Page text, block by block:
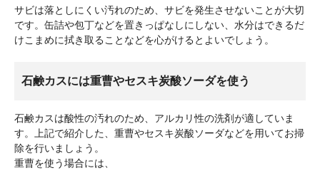
サビは落としにくい汚れのため、サビを発生させないことが大切
です。缶詰や包丁などを置きっぱなしにしない、水分はできるだ
けこまめに拭き取ることなどを心がけるとよいでしょう。
石鹸カスには重曹やセスキ炭酸ソーダを使う
石鹸カスは酸性の汚れのため、アルカリ性の洗剤が適していま
す。上記で紹介した、重曹やセスキ炭酸ソーダなどを用いてお掃
除を行いましょう。
重曹を使う場合には、